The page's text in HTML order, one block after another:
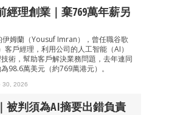
經理創業｜棄769萬年薪另
伊姆蘭（Yousuf Imran），曾任職谷歌
客戶經理，利用公司的人工智能（AI）
術，幫助客戶解決業務問題，去年連同
98.6萬美元（約769萬港元）。
30, 2026
被判須為AI摘要出錯負責
成為 EJ Tech 會員